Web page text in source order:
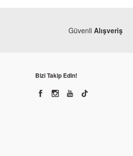
NGK
Güvenli Alışveriş
Bizi Takip Edin!